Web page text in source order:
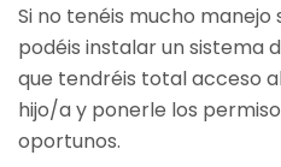
Si no tenéis mucho
podéis instalar un sistema
que tendréis total acceso
hijo/a y ponerle los
oportunos.